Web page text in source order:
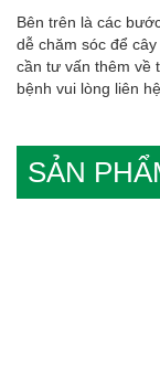
Bên trên là các
dễ chăm sóc để
cần tư vấn thêm về
bệnh vui lòng liên
SẢN